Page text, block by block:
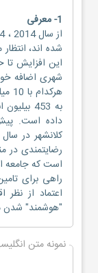
1- معرفی
رضایتمندی در
است که جامعه
راهی برای
اعتماد از
"هوشمند" شدن
نمونه متن